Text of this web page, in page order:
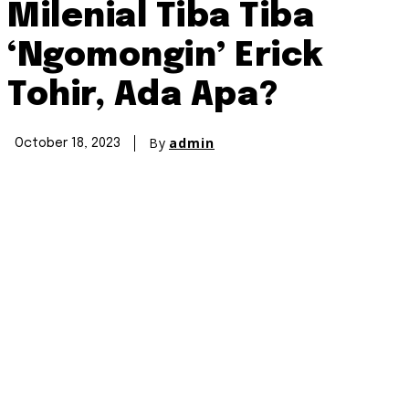
Milenial Tiba Tiba
‘Ngomongin’ Erick
Tohir, Ada Apa?
October 18, 2023 By admin